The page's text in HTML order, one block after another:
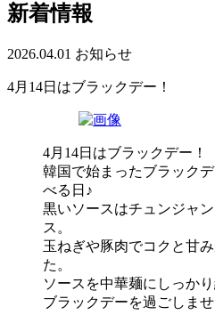
新着情報
2026.04.01 お知らせ
4月14日はブラックデー！
4月14日はブラックデー！
韓国で始まったブラック
べる日♪
黒いソースはチュンジャ
ス。
玉ねぎや豚肉でコクと甘
た。
ソースを中華麺にしっか
ブラックデーを過ごしませ